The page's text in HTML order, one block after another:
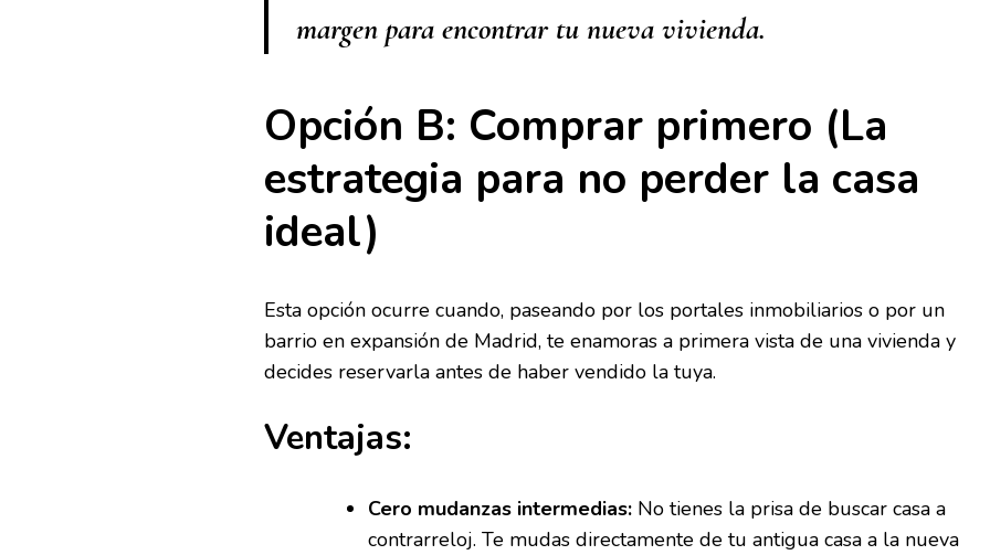
margen para encontrar tu nueva vivienda.
Opción B: Comprar primero (La
estrategia para no perder la casa
ideal)
Esta opción ocurre cuando, paseando por los portales inmobiliarios o por un
barrio en expansión de Madrid, te enamoras a primera vista de una vivienda y
decides reservarla antes de haber vendido la tuya.
Ventajas:
Cero mudanzas intermedias: No tienes la prisa de buscar casa a
contrarreloj. Te mudas directamente de tu antigua casa a la nueva